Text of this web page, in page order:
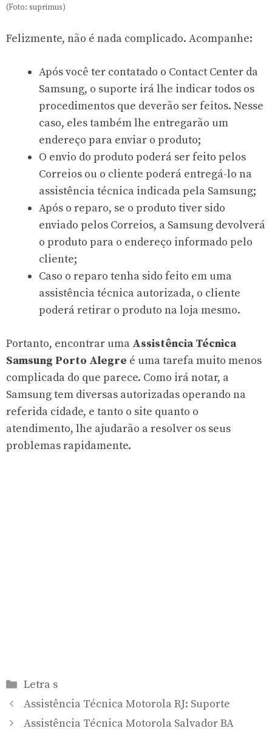
(Foto: suprimus)
Felizmente, não é nada complicado. Acompanhe:
Após você ter contatado o Contact Center da
Samsung, o suporte irá lhe indicar todos os
procedimentos que deverão ser feitos. Nesse
caso, eles também lhe entregarão um
endereço para enviar o produto;
O envio do produto poderá ser feito pelos
Correios ou o cliente poderá entregá-lo na
assistência técnica indicada pela Samsung;
Após o reparo, se o produto tiver sido
enviado pelos Correios, a Samsung devolverá
o produto para o endereço informado pelo
cliente;
Caso o reparo tenha sido feito em uma
assistência técnica autorizada, o cliente
poderá retirar o produto na loja mesmo.
Portanto, encontrar uma Assistência Técnica
Samsung Porto Alegre é uma tarefa muito menos
complicada do que parece. Como irá notar, a
Samsung tem diversas autorizadas operando na
referida cidade, e tanto o site quanto o
atendimento, lhe ajudarão a resolver os seus
problemas rapidamente.
Categorias
Letra s
Assistência Técnica Motorola RJ: Suporte
Assistência Técnica Motorola Salvador BA